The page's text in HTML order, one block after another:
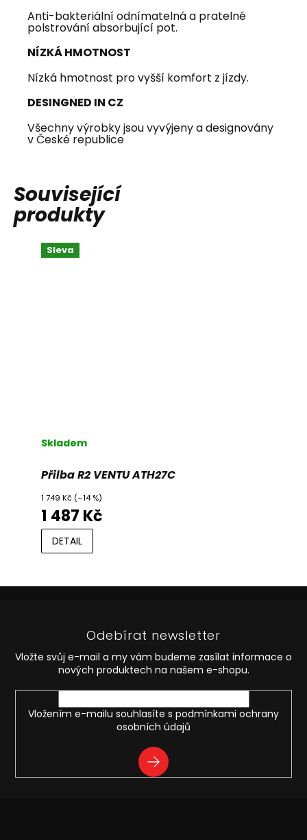
Anti-bakteriální odnímatelná a pratelné
polstrování absorbující pot.
NÍZKÁ HMOTNOST
Nízká hmotnost pro vyšší komfort z jízdy.
DESINGNED IN CZ
Všechny výrobky jsou vyvýjeny a designovány
v České republice
Související
produkty
Sleva
Přilba R2 VENTU ATH27C
Skladem
1 749 Kč (–14 %)
1 487 Kč
DETAIL
Z
Odebírat newsletter
Vložte svůj e-mail a my vám budeme zasílat informace o
nových produktech na našem e-shopu.
Vložením e-mailu souhlasíte s podmínkami ochrany
osobních údajů
PŘIHLÁSIT
SE